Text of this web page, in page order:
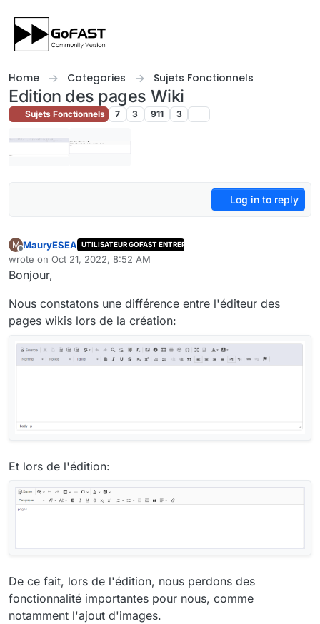
Home Categories Sujets Fonctionnels
Edition des pages Wiki
Sujets Fonctionnels 7 3 911 3
Log in to reply
M
Offline
MauryESEA UTILISATEUR GOFAST ENTREPRISE
wrote on Oct 21, 2022, 8:52 AM
last edited by
Bonjour,
Nous constatons une différence entre l'éditeur des
pages wikis lors de la création:
Et lors de l'édition:
De ce fait, lors de l'édition, nous perdons des
fonctionnalité importantes pour nous, comme
notamment l'ajout d'images.